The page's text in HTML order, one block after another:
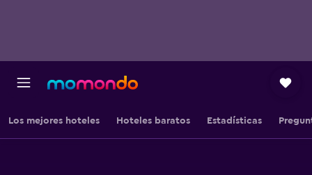
Los mejores hoteles Hoteles baratos Estadísticas